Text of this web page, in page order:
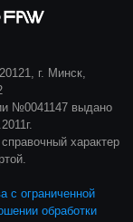
г. Минск,
№0041147 выдано
характер
с ограниченной
обработки